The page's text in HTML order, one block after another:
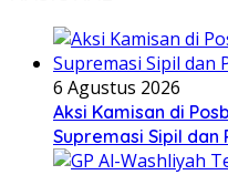
6 Agustus 2026
Aksi Kamisan di
Supremasi Sipil